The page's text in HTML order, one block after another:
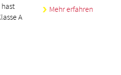
A
Mehr erfahren